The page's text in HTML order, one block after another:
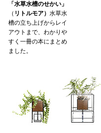
「水草水槽のせかい」
（ リトルモア） 水草水
槽の立ち上げからレイ
アウトまで、わかりや
すく一冊の本にまとめ
ました。